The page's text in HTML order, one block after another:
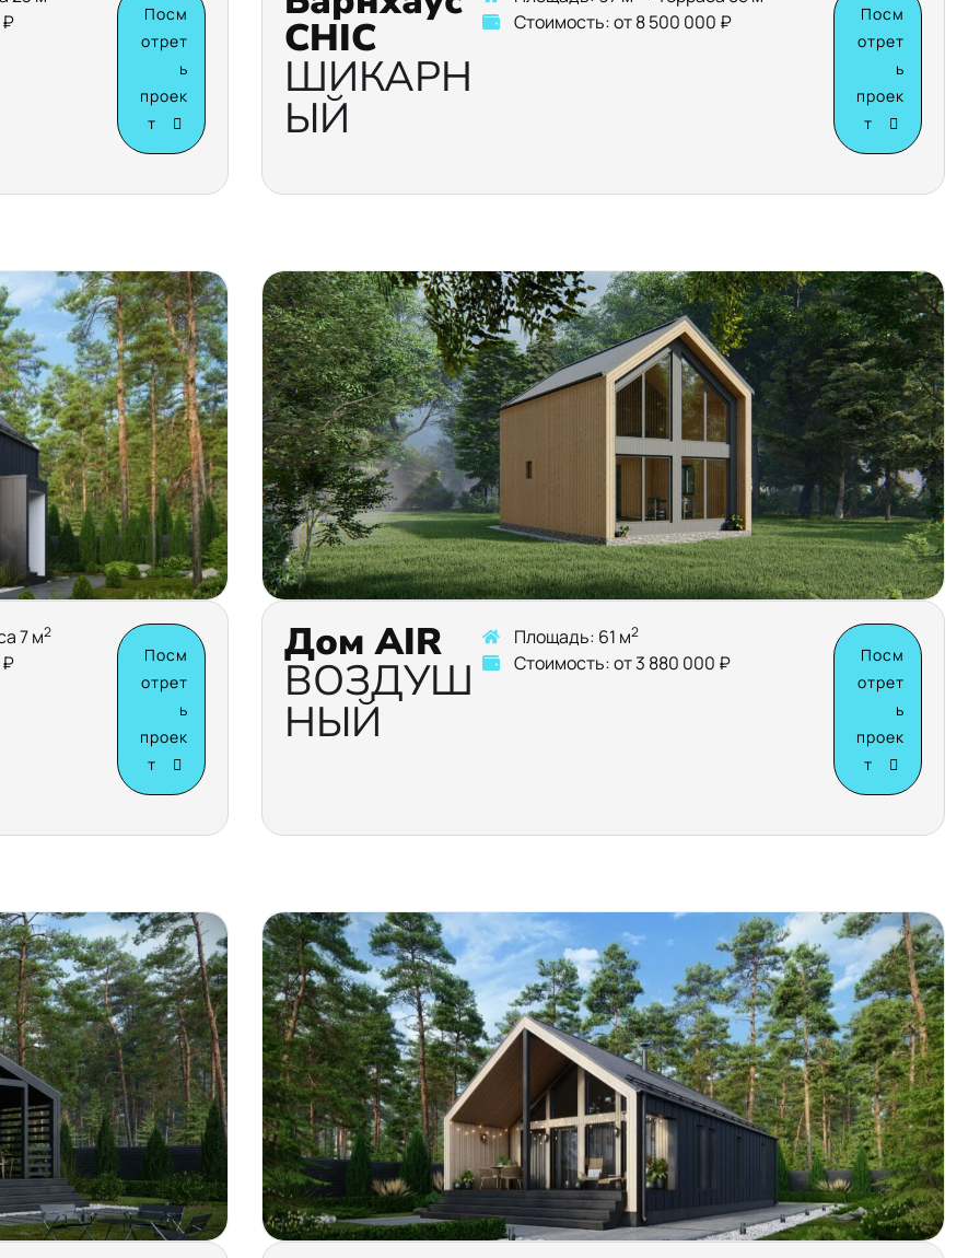
₽
Посм
отрет
ь
проек
т
CHIC
ШИКАРН
ЫЙ
Стоимость: от 8 500 000 ₽
Посм
отрет
ь
проек
т
7 м2
₽
Посм
отрет
ь
проек
т
Дом AIR
ВОЗДУШ
НЫЙ
Площадь: 61 м2
Стоимость: от 3 880 000 ₽
Посм
отрет
ь
проек
т